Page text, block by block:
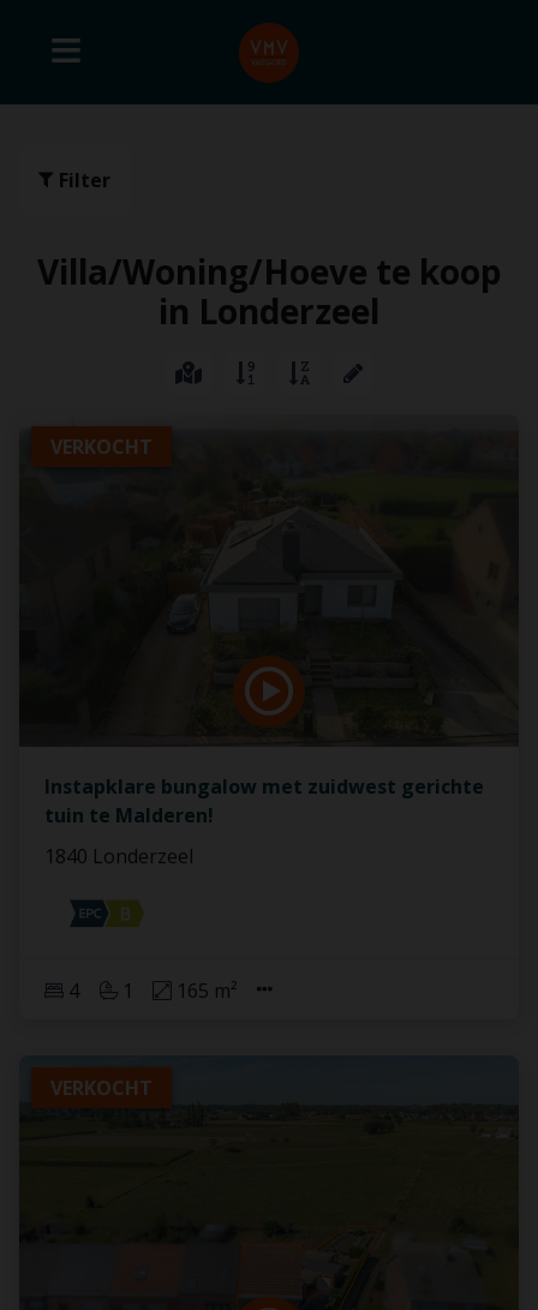
Filter
Villa/Woning/Hoeve te koop
in Londerzeel
VERKOCHT
Instapklare bungalow met zuidwest gerichte
tuin te Malderen!
1840 Londerzeel
4 1 165 m²
VERKOCHT